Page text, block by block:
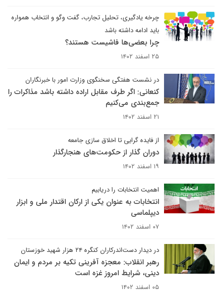
چرخه یادگیری، تحلیل تجارب، گفت وگو و انتخاب همواره
باید ادامه داشته باشد
چرا بعضی‌ها فاشیست هستند؟
۲۵ اسفند ۱۴۰۲
در نشست هفتگی سخنگوی وزارت امور با خبرنگاران
کنعانی: اگر طرف مقابل اراده داشته باشد مذاکرات را
جمع‌بندی می‌کنیم
۲۱ اسفند ۱۴۰۲
از فایده گرایی تا اخلاق سازی جامعه
دوران گذار از حکومت‌های هنجارگذار
۱۹ اسفند ۱۴۰۲
اهمیت انتخابات را دریابیم
انتخابات به عنوان یکی از ارکان اقتدار ملی و ابزار
دیپلماسی
۰۷ اسفند ۱۴۰۲
در دیدار دست‌اندرکاران کنگره ۲۴ هزار شهید خوزستان
رهبر انقلاب: معجزه آفرینی تکیه بر مردم و ایمان
دینی، شرایط امروز غزه است
۰۵ اسفند ۱۴۰۲